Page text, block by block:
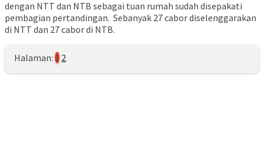
dengan NTT dan NTB sebagai tuan rumah sudah disepakati
pembagian pertandingan. Sebanyak 27 cabor diselenggarakan
di NTT dan 27 cabor di NTB.
Halaman: 1 2